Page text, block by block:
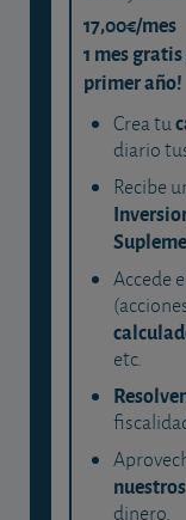
17,00€/mes
1 mes
primer año!
Crea tu
diario
Recibe
Accede
etc.
dinero.